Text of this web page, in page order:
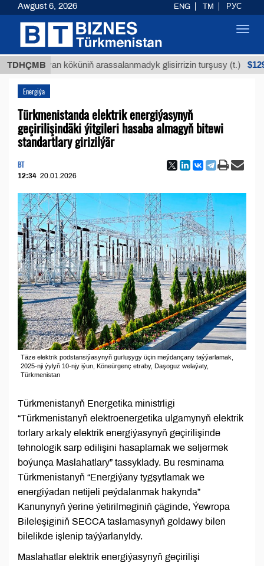
TDHÇMB
Buýan köküniň arassalanmadyk glisirrizin turşusy (t.) $12935,18
Energiýa
Türkmenistanda elektrik energiýasynyň
geçirilişindäki ýitgileri hasaba almagyň bitewi
standartlary girizilýär
BT
12:34 20.01.2026
Täze elektrik podstansiýasynyň gurluşygy üçin meýdançany taýýarlamak,
2025-nji ýylyň 10-njy iýun, Köneürgenç etraby, Daşoguz welaýaty,
Türkmenistan
Türkmenistanyň Energetika ministrligi
“Türkmenistanyň elektroenergetika ulgamynyň elektrik
torlary arkaly elektrik energiýasynyň geçirilişinde
tehnologik sarp edilişini hasaplamak we seljermek
boýunça Maslahatlary” tassyklady. Bu resminama
Türkmenistanyň “Energiýany tygşytlamak we
energiýadan netijeli peýdalanmak hakynda”
Kanunynyň ýerine ýetirilmeginiň çäginde, Ýewropa
Bileleşiginiň SECCA taslamasynyň goldawy bilen
bilelikde işlenip taýýarlanyldy.
Maslahatlar elektrik energiýasynyň geçirilişi
Awgust 6, 2026 ENG TM РУС